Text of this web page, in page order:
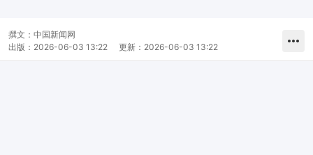
撰文： 中国新闻网
出版： 2026-06-03 13:22 更新： 2026-06-03 13:22